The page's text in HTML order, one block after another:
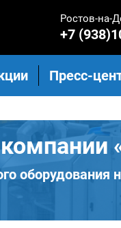
Ростов-на-
+7
Пресс-
оборудования